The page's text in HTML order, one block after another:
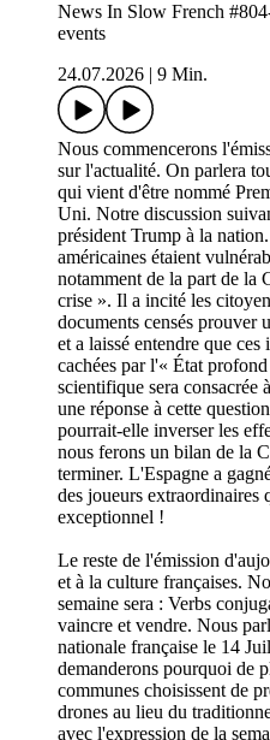
News In Slow French
events
24.07.2026
9 Min.
Nous commencerons
sur l'actualité. On parlera
qui vient d'être nommé
Uni. Notre discussion
président Trump à la
américaines étaient
notamment de la part de la
crise ». Il a incité les
documents censés prouver
et a laissé entendre que
cachées par l'« État
scientifique sera consacrée
une réponse à cette
pourrait-elle inverser les
nous ferons un bilan de la
terminer. L'Espagne a
des joueurs
exceptionnel !
Le reste de l'émission
et à la culture françaises.
semaine sera : Verbs
vaincre et vendre. Nous
nationale française le 14
demanderons pourquoi de
communes choisissent de
drones au lieu du
avec l'expression de la